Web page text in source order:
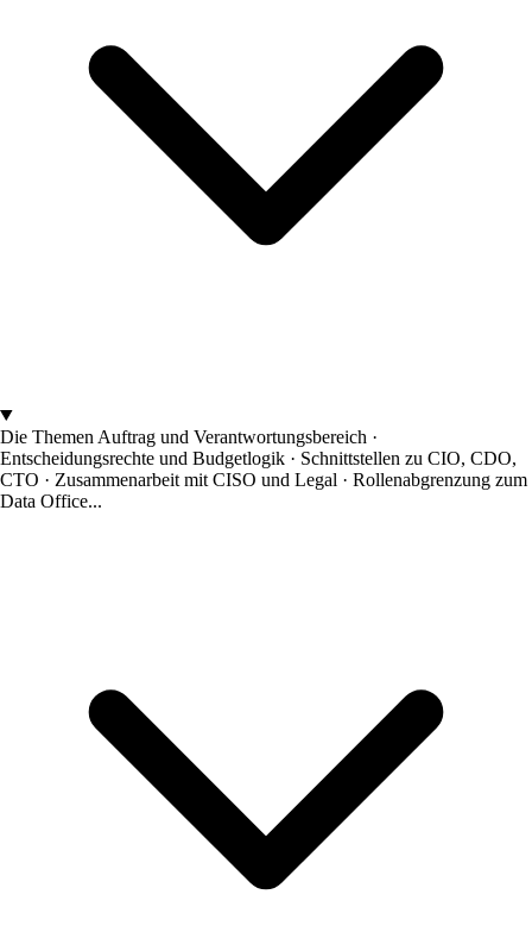
Die Themen Auftrag und Verantwortungsbereich ·
Entscheidungsrechte und Budgetlogik · Schnittstellen zu CIO, CDO,
CTO · Zusammenarbeit mit CISO und Legal · Rollenabgrenzung zum
Data Office...